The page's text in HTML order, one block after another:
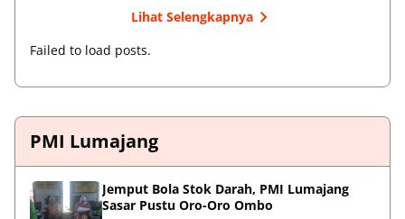
Lihat Selengkapnya
Failed to load posts.
PMI Lumajang
Jemput Bola Stok Darah, PMI Lumajang
Sasar Pustu Oro-Oro Ombo